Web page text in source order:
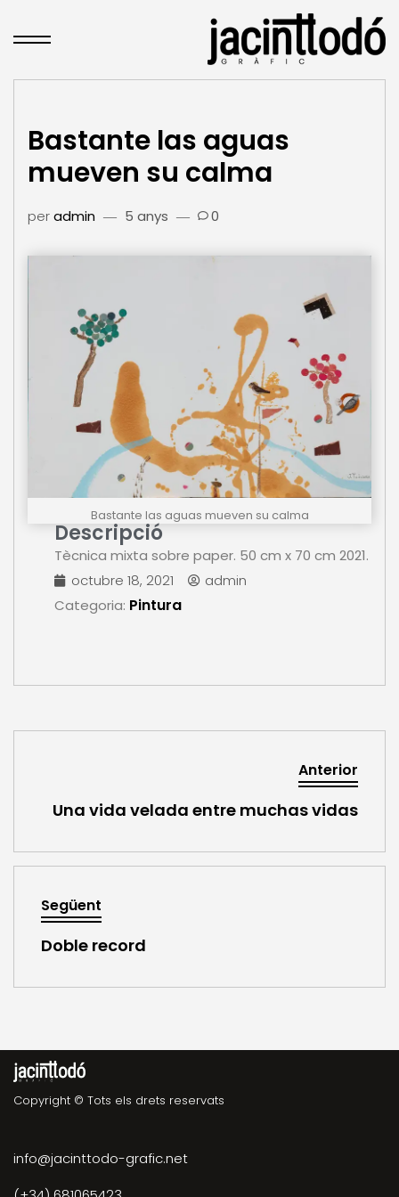
Bastante las aguas
mueven su calma
peradmin 5 anys 0
Bastante las aguas mueven su calma
Descripció
Tècnica mixta sobre paper. 50 cm x 70 cm 2021.
octubre 18, 2021
admin
Categoria: Pintura
Anterior
Una vida velada entre muchas vidas
Següent
Doble record
Copyright © Tots els drets reservats
info@jacinttodo-grafic.net